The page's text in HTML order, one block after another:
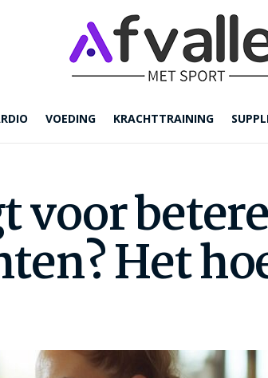
VOEDING KRACHTTRAINING
voor betere
Het